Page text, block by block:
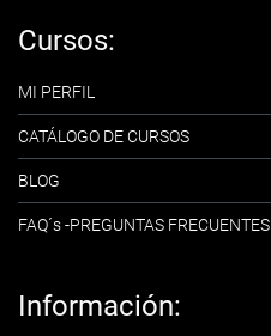
Cursos:
MI PERFIL
CATÁLOGO DE CURSOS
BLOG
FAQ´s -PREGUNTAS FRECUENTES
Información: